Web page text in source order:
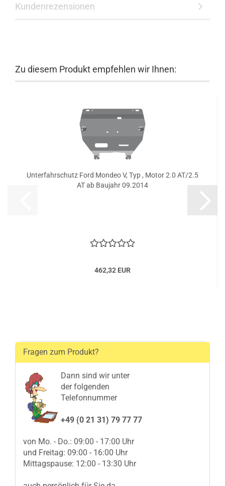
Kundenrezensionen
Zu diesem Produkt empfehlen wir Ihnen:
Unterfahrschutz Ford Mondeo V, Typ , Motor 2.0 AT/2.5
AT ab Baujahr 09.2014
462,32 EUR
Fragen zum Produkt?
Dann sind wir unter
der folgenden
Telefonnummer
+49 (0 21 31) 79 77 77
von Mo. - Do.: 09:00 - 17:00 Uhr
und Freitag: 09:00 - 16:00 Uhr
Mittagspause: 12:00 - 13:30 Uhr